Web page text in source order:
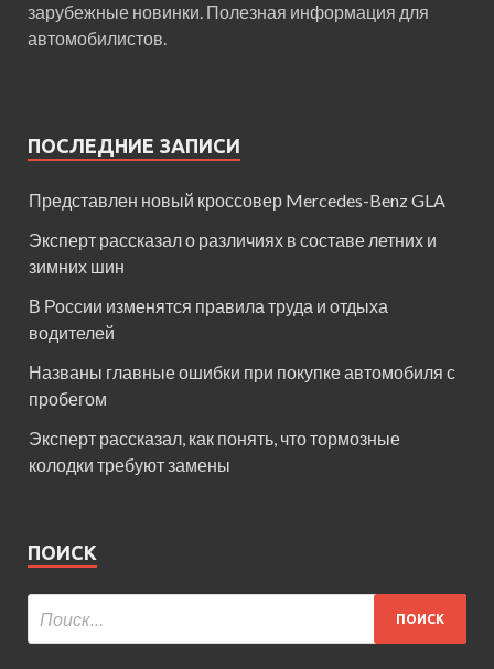
зарубежные новинки. Полезная информация для
автомобилистов.
ПОСЛЕДНИЕ ЗАПИСИ
Представлен новый кроссовер Mercedes-Benz GLA
Эксперт рассказал о различиях в составе летних и
зимних шин
В России изменятся правила труда и отдыха
водителей
Названы главные ошибки при покупке автомобиля с
пробегом
Эксперт рассказал, как понять, что тормозные
колодки требуют замены
ПОИСК